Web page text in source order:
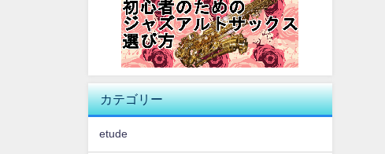
カテゴリー
etude